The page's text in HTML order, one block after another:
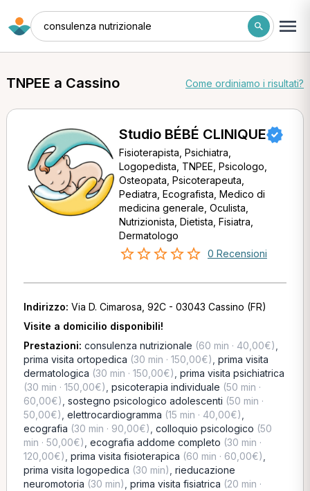
consulenza nutrizionale
TNPEE a Cassino Come ordiniamo i risultati?
Studio BÉBÉ CLINIQUE
Fisioterapista, Psichiatra,
Logopedista, TNPEE, Psicologo,
Osteopata, Psicoterapeuta,
Pediatra, Ecografista, Medico di
medicina generale, Oculista,
Nutrizionista, Dietista, Fisiatra,
Dermatologo
0 Recensioni
Indirizzo: Via D. Cimarosa, 92C - 03043 Cassino (FR)
Visite a domicilio disponibili!
Prestazioni: consulenza nutrizionale (60 min · 40,00€)
prima visita ortopedica (30 min · 150,00€) prima visita
dermatologica (30 min · 150,00€) prima visita psichiatrica
(30 min · 150,00€) psicoterapia individuale (50 min ·
60,00€) sostegno psicologico adolescenti (50 min ·
50,00€) elettrocardiogramma (15 min · 40,00€)
ecografia (30 min · 90,00€) colloquio psicologico (50
min · 50,00€) ecografia addome completo (30 min ·
120,00€) prima visita fisioterapica (60 min · 60,00€)
prima visita logopedica (30 min) rieducazione
neuromotoria (30 min) prima visita fisiatrica (20 min ·